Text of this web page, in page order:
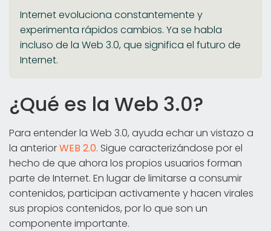
Internet evoluciona constantemente y
experimenta rápidos cambios. Ya se habla
incluso de la Web 3.0, que significa el futuro de
Internet.
¿Qué es la Web 3.0?
Para entender la Web 3.0, ayuda echar un vistazo a
la anteriorWEB 2.0. Sigue caracterizándose por el
hecho de que ahora los propios usuarios forman
parte de Internet. En lugar de limitarse a consumir
contenidos, participan activamente y hacen virales
sus propios contenidos, por lo que son un
componente importante.